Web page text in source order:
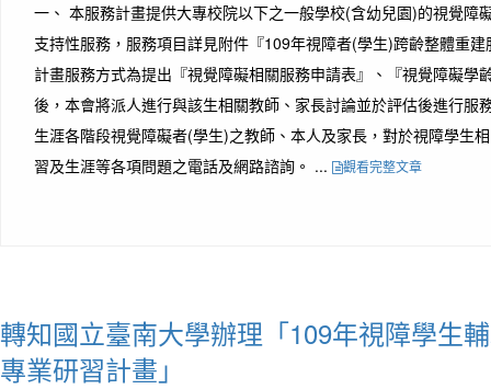
一、 本服務計畫提供大專校院以下之一般學校(含幼兒園)的視覺障
支持性服務，服務項目詳見附件『109年視障者(學生)跨齡整體重
計畫服務方式為提出『視覺障礙相關服務申請表』、『視覺障礙學
後，本會將派人進行與該生相關教師、家長討論並於評估後進行服
生涯各階段視覺障礙者(學生)之教師、本人及家長，對於視障學生
習及生涯等各項問題之電話及網路諮詢。 ...
觀看完整文章
轉知國立臺南大學辦理「109年視障學生
專業研習計畫」